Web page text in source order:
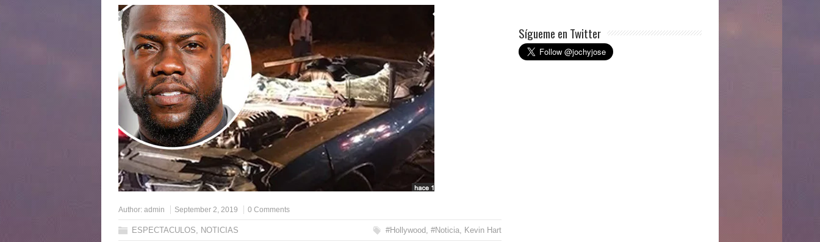
Author: admin September 2, 2019 0 Comments
ESPECTACULOS, NOTICIAS #Hollywood, #Noticia, Kevin Hart
Sígueme en Twitter